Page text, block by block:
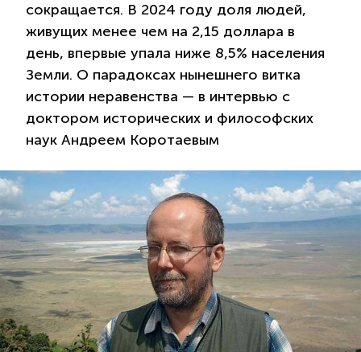
сокращается. В 2024 году доля людей,
живущих менее чем на 2,15 доллара в
день, впервые упала ниже 8,5% населения
Земли. О парадоксах нынешнего витка
истории неравенства — в интервью с
доктором исторических и философских
наук Андреем Коротаевым